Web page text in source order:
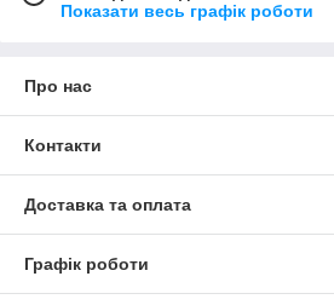
Показати весь графік роботи
Про нас
Контакти
Доставка та оплата
Графік роботи